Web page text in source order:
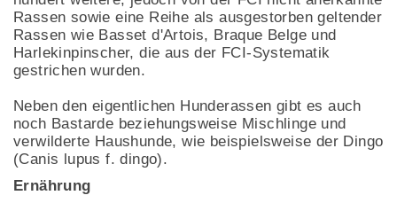
Rassen sowie eine Reihe als ausgestorben geltender
Rassen wie Basset d'Artois, Braque Belge und
Harlekinpinscher, die aus der FCI-Systematik
gestrichen wurden.
Neben den eigentlichen Hunderassen gibt es auch
noch Bastarde beziehungsweise Mischlinge und
verwilderte Haushunde, wie beispielsweise der Dingo
(Canis lupus f. dingo).
Ernährung